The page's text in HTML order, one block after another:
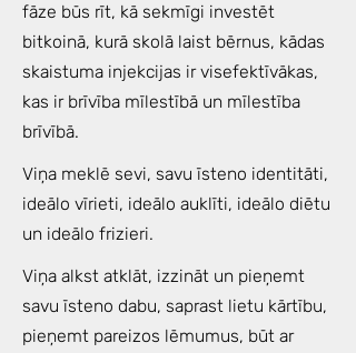
fāze būs rīt, kā sekmīgi investēt
bitkoinā, kurā skolā laist bērnus, kādas
skaistuma injekcijas ir visefektīvākas,
kas ir brīvība mīlestībā un mīlestība
brīvībā.
Viņa meklē sevi, savu īsteno identitāti,
ideālo vīrieti, ideālo auklīti, ideālo diētu
un ideālo frizieri.
Viņa alkst atklāt, izzināt un pieņemt
savu īsteno dabu, saprast lietu kārtību,
pieņemt pareizos lēmumus, būt ar